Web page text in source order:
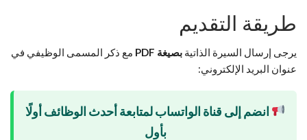
طريقة التقديم
يرجى إرسال السيرة الذاتية بصيغة PDF
مع ذكر المسمى الوظيفي في
عنوان البريد الإلكتروني:
انضم إلى قناة الواتساب لمتابعة أحدث الوظائف أولًا
بأول